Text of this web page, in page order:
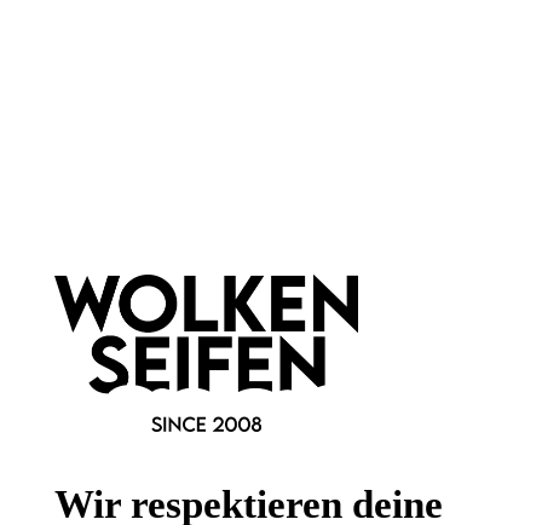
wenn nicht anders angegeben.
Wir respektieren deine